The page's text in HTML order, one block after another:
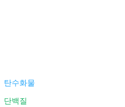
탄수화물
단백질